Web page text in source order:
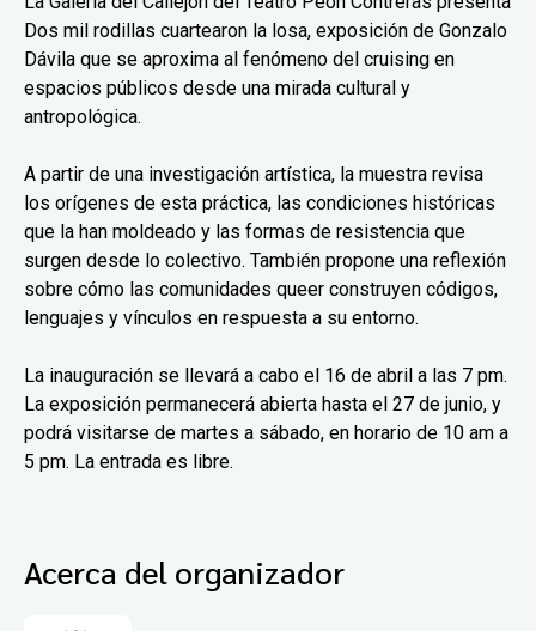
Dos mil rodillas cuartearon la losa, exposición de Gonzalo
Dávila que se aproxima al fenómeno del cruising en
espacios públicos desde una mirada cultural y
antropológica.
A partir de una investigación artística, la muestra revisa
los orígenes de esta práctica, las condiciones históricas
que la han moldeado y las formas de resistencia que
surgen desde lo colectivo. También propone una reflexión
sobre cómo las comunidades queer construyen códigos,
lenguajes y vínculos en respuesta a su entorno.
La inauguración se llevará a cabo el 16 de abril a las 7 pm.
La exposición permanecerá abierta hasta el 27 de junio, y
podrá visitarse de martes a sábado, en horario de 10 am a
5 pm. La entrada es libre.
Acerca del organizador